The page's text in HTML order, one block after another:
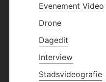
Evenement Video
Drone
Dagedit
Interview
Stadsvideografie